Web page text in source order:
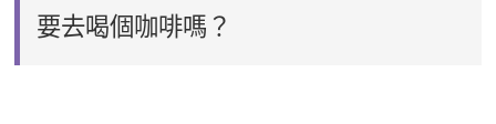
要去喝個咖啡嗎？